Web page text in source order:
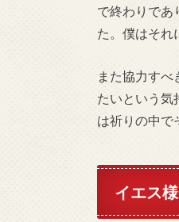
で終わりであ
た。僕はそれ
また協力すべ
たいという気
は祈りの中で
イエス